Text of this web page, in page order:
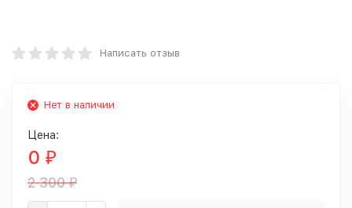
Написать отзыв
Нет в наличии
Цена:
0 ₽
2 300₽